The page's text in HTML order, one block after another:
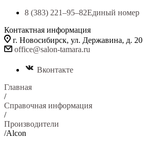
8 (383) 221‒95‒82Единый номер
Контактная информация
г. Новосибирск, ул. Державина, д. 20
office@salon-tamara.ru
Вконтакте
Главная
/
Справочная информация
/
Производители
/Alcon